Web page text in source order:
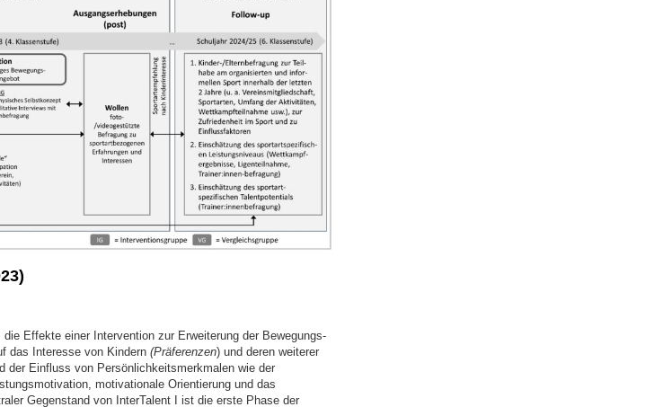
Effekte einer Intervention zur Erweiterung der Bewegungs-
das Interesse von Kindern (Präferenzen) und deren weiterer
der Einfluss von Persönlichkeitsmerkmalen wie der
motivationale Orientierung und das
Gegenstand von InterTalent I ist die erste Phase der